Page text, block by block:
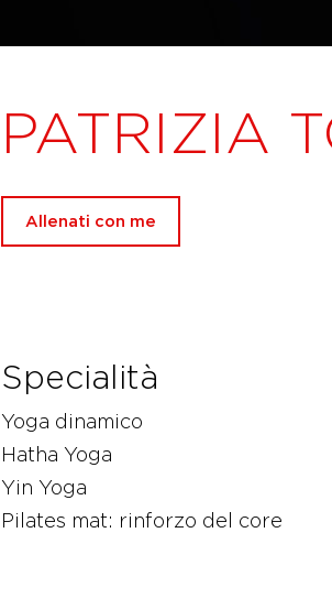
PATRIZIA
Allenati con me
Specialità
Yoga dinamico
Hatha Yoga
Yin Yoga
Pilates mat: rinforzo del core